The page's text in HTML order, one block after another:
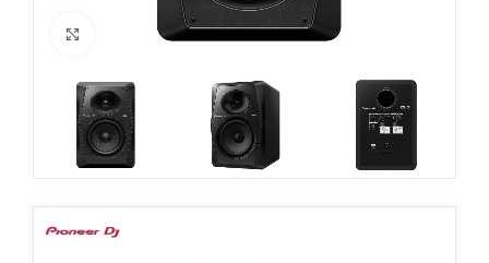
Click to enlarge